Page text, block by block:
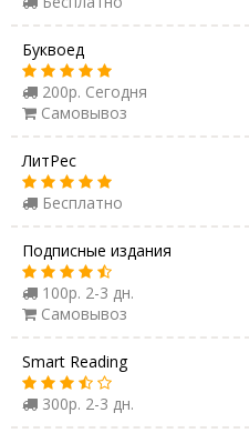
Буквоед
200р. Сегодня
Самовывоз
ЛитРес
Бесплатно
Подписные издания
100р. 2-3 дн.
Самовывоз
Smart Reading
300р. 2-3 дн.